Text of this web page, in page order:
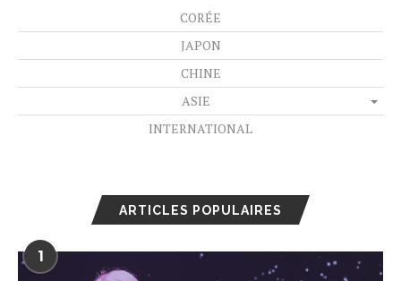
CORÉE
JAPON
CHINE
ASIE
INTERNATIONAL
ARTICLES POPULAIRES
1